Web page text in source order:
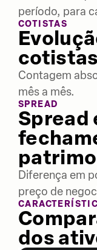
período, para
COTISTAS
cotistas
Contagem
mês a mês.
SPREAD
Spread
Diferença em
preço de
dos